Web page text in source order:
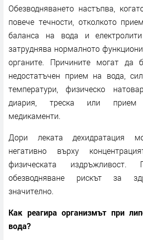
Обезводняването настъпва,
повече течности, отколкото
баланса на вода и
затруднява нормалното
органите. Причините могат да
недостатъчен прием на вода,
температури, физическо
диария, треска или прием
медикаменти.
Дори леката дехидратация
негативно върху
физическата издръжливост.
обезводняване рискът за
значително.
Как реагира организмът при
вода?